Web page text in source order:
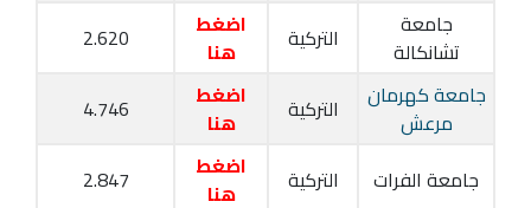
جامعة
تشانكالة
التركية
اضغط
هنا
2.620
جامعة كهرمان
مرعش
التركية
اضغط
هنا
4.746
جامعة الفرات
التركية
اضغط
هنا
2.847